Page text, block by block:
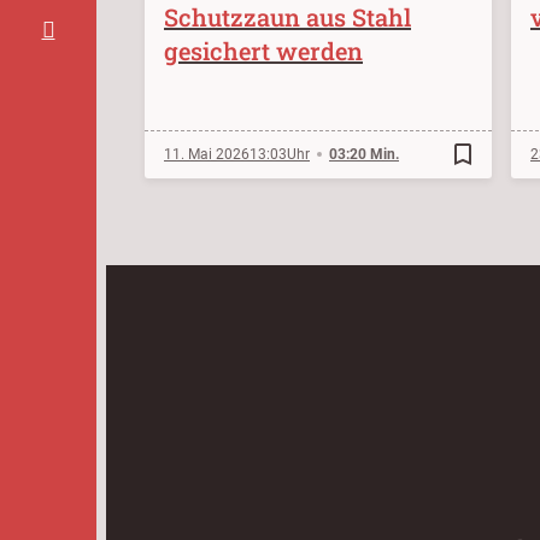
Schutzzaun aus Stahl
gesichert werden
11. Mai 202613:03 03:20 Min. bookmark_border